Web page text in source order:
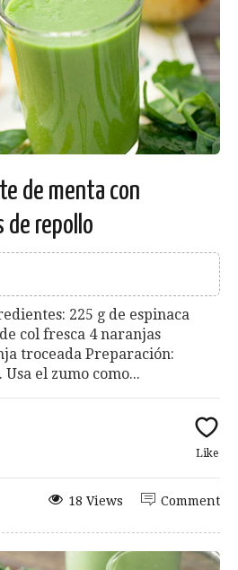
de menta con
de repollo
225 g de espinaca
col fresca 4 naranjas
troceada Preparación:
el zumo como...
Like
Comment
18 Views